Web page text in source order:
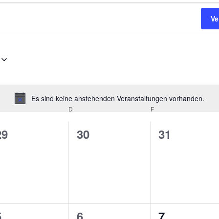
Hinweis
Es sind keine anstehenden Veranstaltungen vorhanden.
D FFREITAG
0
30
0
31
0
0